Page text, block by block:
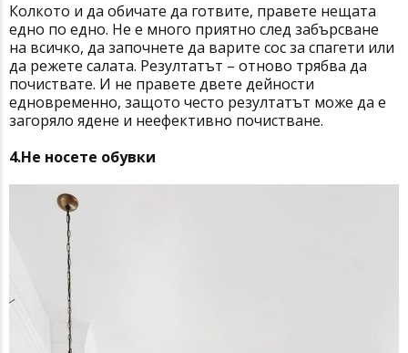
Колкото и да обичате да готвите, правете нещата
едно по едно. Не е много приятно след забърсване
на всичко, да започнете да варите сос за спагети или
да режете салата. Резултатът – отново трябва да
почиствате. И не правете двете дейности
едновременно, защото често резултатът може да е
загоряло ядене и неефективно почистване.
4.Не носете обувки